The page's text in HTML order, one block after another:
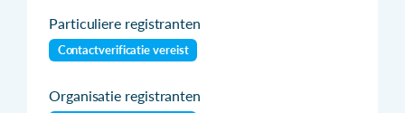
Particuliere registranten
Contactverificatie vereist
Organisatie registranten